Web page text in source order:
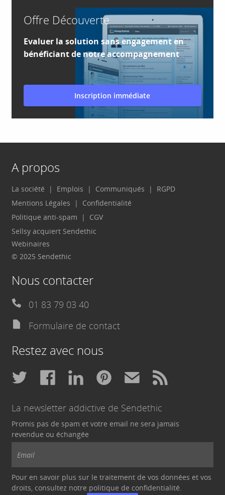
Offre Découverte
Evaluer la solution sans engagement en
bénéficiant de notre accompagnement
Inscription immédiate
A propos
La société Emplois Communiqués
RGPD
Mentions Légales
Confidentialité
Politique anti-spam
CGV
Sellsy acquiert Sendethic
Webinaires
© 2025 Sendethic
Nous contacter
01 83 79 03 40
Formulaire de contact
Restez avec nous
La newsletter addictive de Sendethic
Promis pas de spam et votre email ne sera jamais
revendue ou échangée
Pour en savoir plus sur le traitement de vos données et vos
droits, consultez notre politique de confidentialité.